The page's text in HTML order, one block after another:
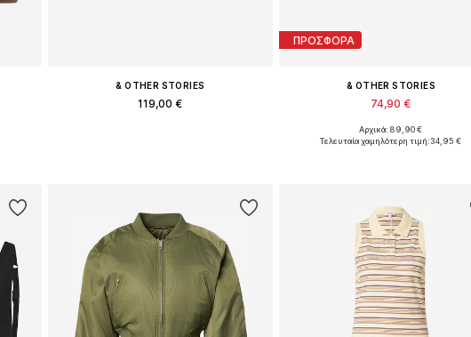
& OTHER STORIES
119,00 €
ΠΡΟΣΦΟΡΑ
& OTHER STORIES
74,90 €
Διαθέσιμα μεγέθη: 36, 37, 38, 39, 40
Αρχικά: 89,90 €
Τελευταία χαμηλότερη τιμή:34,95 €